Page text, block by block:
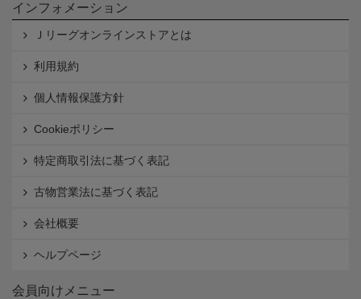
インフォメーション
Ｊリーグオンラインストアとは
利用規約
個人情報保護方針
Cookieポリシー
特定商取引法に基づく表記
古物営業法に基づく表記
会社概要
ヘルプページ
会員向けメニュー